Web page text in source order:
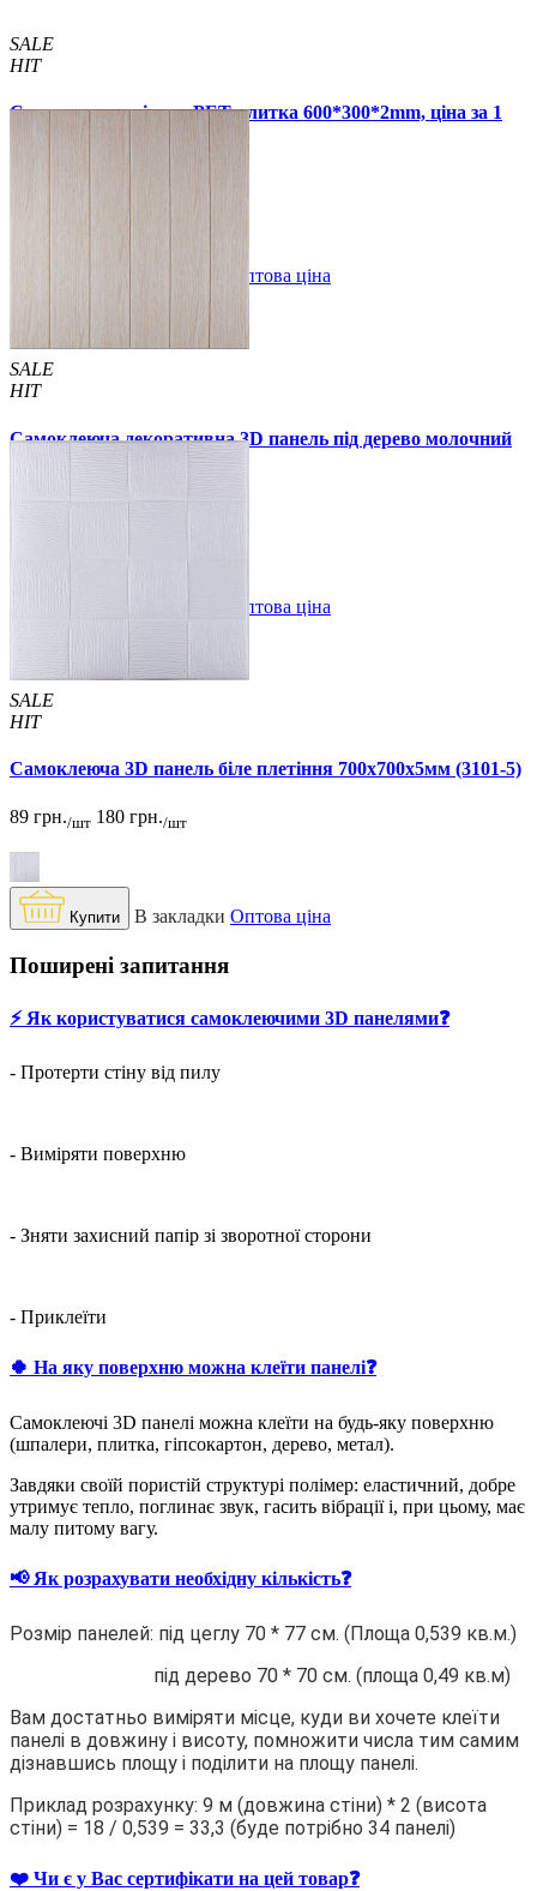
SALE
HIT
Самоклеюча стінова PET плитка 600*300*2mm, ціна за 1
Оптова ціна
SALE
HIT
Самоклеюча декоративна 3D панель під дерево молочний
дуб 700x700x5мм
160 грн.
Оптова ціна
SALE
HIT
Самоклеюча 3D панель біле плетіння 700x700x5мм (3101-5)
89 грн./шт 180 грн./шт
Купити В закладки Оптова ціна
Поширені запитання
⚡️ Як користуватися самоклеючими 3D панелями❓
- Протерти стіну від пилу
- Виміряти поверхню
- Зняти захисний папір зі зворотної сторони
- Приклеїти
🍀 На яку поверхню можна клеїти панелі❓
Самоклеючі 3D панелі можна клеїти на будь-яку поверхню
(шпалери, плитка, гіпсокартон, дерево, метал).
Завдяки своїй пористій структурі полімер: еластичний, добре
утримує тепло, поглинає звук, гасить вібрації і, при цьому, має
малу питому вагу.
📢 Як розрахувати необхідну кількість❓
Розмір панелей: під цеглу 70 * 77 см. (Площа 0,539 кв.м.)
під дерево 70 * 70 см. (площа 0,49 кв.м)
Вам достатньо виміряти місце, куди ви хочете клеїти
панелі в довжину і висоту, помножити числа тим самим
дізнавшись площу і поділити на площу панелі.
Приклад розрахунку: 9 м (довжина стіни) * 2 (висота
стіни) = 18 / 0,539 = 33,3 (буде потрібно 34 панелі)
❤️ Чи є у Вас сертифікати на цей товар❓